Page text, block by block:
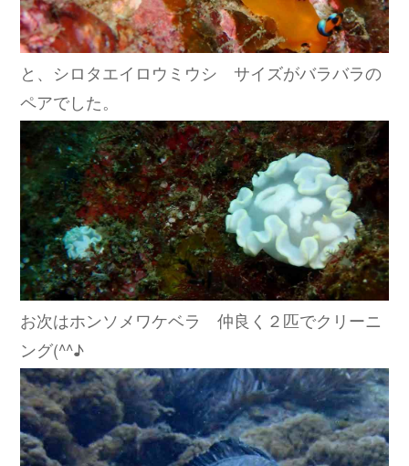
と、シロタエイロウミウシ サイズがバラバラの
ペアでした。
お次はホンソメワケベラ 仲良く２匹でクリーニ
ング(^^♪